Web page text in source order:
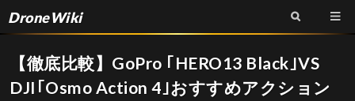
DroneWiki
【徹底比較】GoPro ｢HERO13 Black｣VS
DJI｢Osmo Action 4｣おすすめアクション